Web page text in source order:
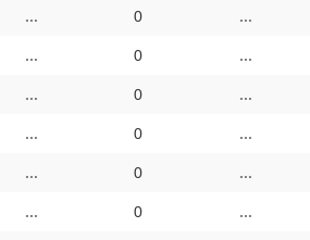
... 0 ...
... 0 ...
... 0 ...
... 0 ...
... 0 ...
... 0 ...